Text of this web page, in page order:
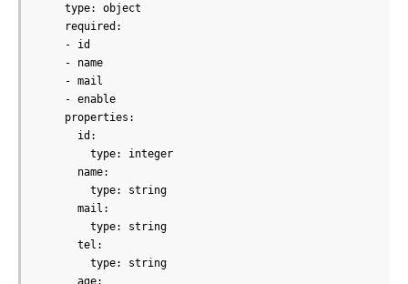
    type: object
    required:
    - id
    - name
    - mail
    - enable
    properties:
      id:
        type: integer
      name:
        type: string
      mail:
        type: string
      tel:
        type: string
      age: